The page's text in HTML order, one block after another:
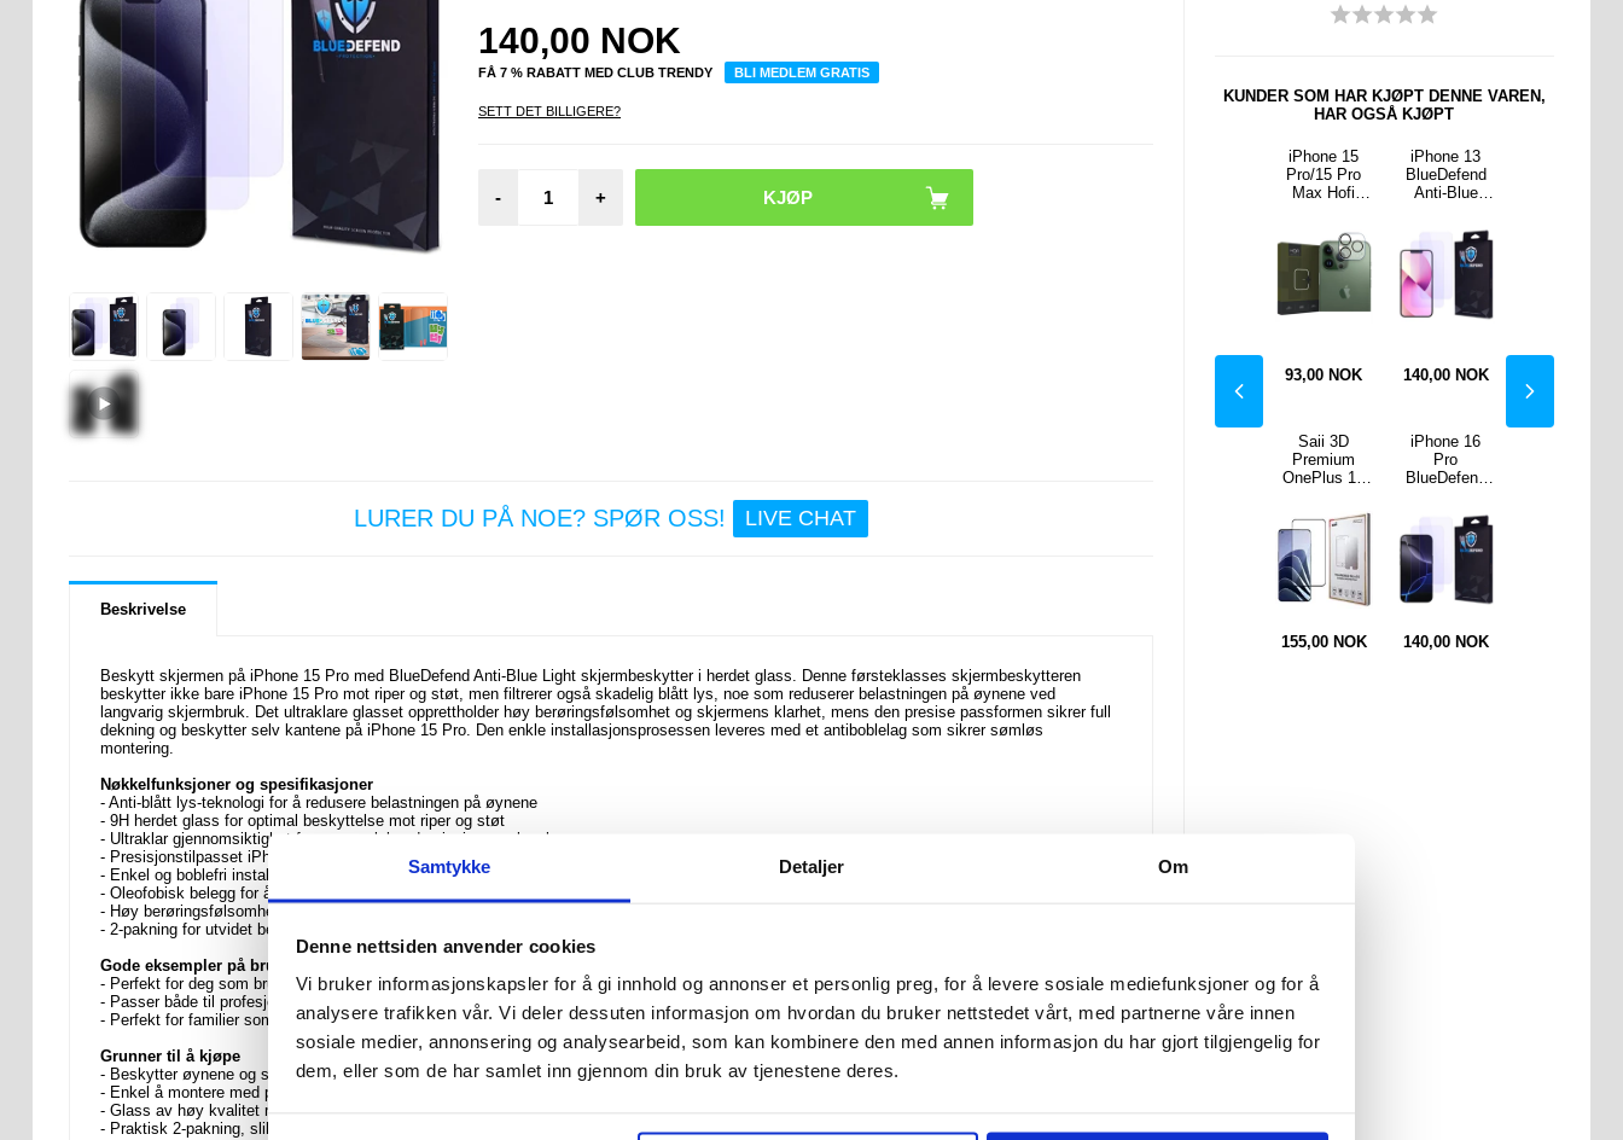
Samtykke Detaljer Om
Denne nettsiden anvender cookies
Vi bruker informasjonskapsler for å gi innhold og annonser et personlig preg, for å levere sosiale mediefunksjoner og for å
analysere trafikken vår. Vi deler dessuten informasjon om hvordan du bruker nettstedet vårt, med partnerne våre innen
sosiale medier, annonsering og analysearbeid, som kan kombinere den med annen informasjon du har gjort tilgjengelig for
dem, eller som de har samlet inn gjennom din bruk av tjenestene deres.
140,00 NOK
FÅ 7 % RABATT MED CLUB TRENDY BLI MEDLEM GRATIS
SETT DET BILLIGERE?
- +
LURER DU PÅ NOE? SPØR OSS! LIVE CHAT
Beskrivelse
Beskytt skjermen på iPhone 15 Pro med BlueDefend Anti-Blue Light skjermbeskytter i herdet glass. Denne førsteklasses skjermbeskytteren
beskytter ikke bare iPhone 15 Pro mot riper og støt, men filtrerer også skadelig blått lys, noe som reduserer belastningen på øynene ved
langvarig skjermbruk. Det ultraklare glasset opprettholder høy berøringsfølsomhet og skjermens klarhet, mens den presise passformen sikrer full
dekning og beskytter selv kantene på iPhone 15 Pro. Den enkle installasjonsprosessen leveres med et antiboblelag som sikrer sømløs
montering.
Nøkkelfunksjoner og spesifikasjoner
- Anti-blått lys-teknologi for å redusere belastningen på øynene
- 9H herdet glass for optimal beskyttelse mot riper og støt
- Ultraklar gjennomsiktighet for en oppslukende visningsopplevelse
- Presisjonstilpasset iPhone 15 Pro, dekker til og med kantene
- Enkel og boblefri installasjon
- Oleofobisk belegg for å motstå fingeravtrykk og flekker
- Høy berøringsfølsomhet for sømløs skjerminteraksjon
- 2-pakning for utvidet beskyttelse eller deling
Gode eksempler på bruk
- Perfekt for deg som bruker telefonen i mange timer, og reduserer tretthet i øynene på grunn av blått lys.
- Passer både til profesjonell og uformell bruk, og opprettholder skjermens klarhet og beskyttelse.
- Perfekt for familier som ønsker å beskytte flere enheter med den praktiske 2-pakningen.
Grunner til å kjøpe
- Beskytter øynene og skjermen, og forbedrer både helsen og enhetens levetid.
- Enkel å montere med presisjonstilpasning og boblefri design.
- Glass av høy kvalitet med maksimal holdbarhet mot støt og riper.
- Praktisk 2-pakning, slik at du kan bytte ut beskyttelsen eller dele den med en annen iPhone 15 Pro-bruker.
KUNDER SOM HAR KJØPT DENNE VAREN,
HAR OGSÅ KJØPT
iPhone 15
Pro/15 Pro
Max Hofi
Kameralinseb
eskytter i
Herdet Glass
Gjennomsikti
g / Svart
93,00 NOK
Saii 3D
Premium
OnePlus 10
Beskyttelses
glass - 2 Stk.
155,00 NOK
iPhone 13
BlueDefend
Anti-Blue
Skjermbeskyt
tere
Beskyttelses
glass - 2 stk.
140,00 NOK
iPhone 16
Pro
BlueDefend
Light
Skjermbeskyt
Beskyttelses
glass - 2 stk.
140,00 NOK